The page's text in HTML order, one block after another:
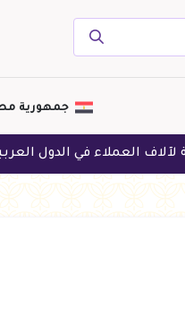
جمهورية مصر العربية
العملاء في الدول العربية